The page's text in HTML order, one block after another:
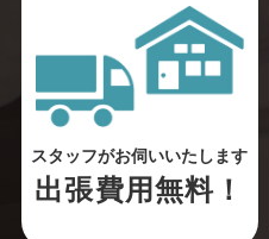
スタッフがお伺いいたします
出張費用無料！